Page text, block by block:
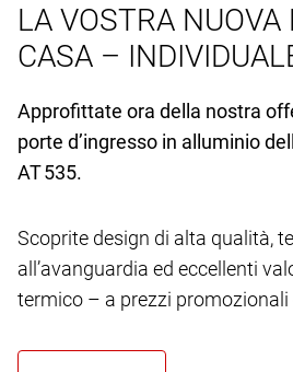
LA VOSTRA NUOVA
CASA –
Approfittate ora della nostra
porte d’ingresso in alluminio
AT 535.
Scoprite design di alta qualità,
all’avanguardia ed eccellenti
termico – a prezzi promozionali